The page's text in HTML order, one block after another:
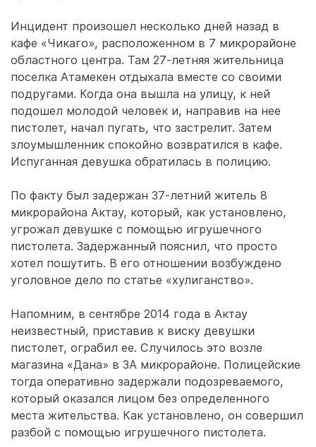
Инцидент произошел несколько дней назад в
кафе «Чикаго», расположенном в 7 микрорайоне
областного центра. Там 27-летняя жительница
поселка Атамекен отдыхала вместе со своими
подругами. Когда она вышла на улицу, к ней
подошел молодой человек и, направив на нее
пистолет, начал пугать, что застрелит. Затем
злоумышленник спокойно возвратился в кафе.
Испуганная девушка обратилась в полицию.
По факту был задержан 37-летний житель 8
микрорайона Актау, который, как установлено,
угрожал девушке с помощью игрушечного
пистолета. Задержанный пояснил, что просто
хотел пошутить. В его отношении возбуждено
уголовное дело по статье «хулиганство».
Напомним, в сентябре 2014 года в Актау
неизвестный, приставив к виску девушки
пистолет, ограбил ее. Случилось это возле
магазина «Дана» в 3А микрорайоне. Полицейские
тогда оперативно задержали подозреваемого,
который оказался лицом без определенного
места жительства. Как установлено, он совершил
разбой с помощью игрушечного пистолета.